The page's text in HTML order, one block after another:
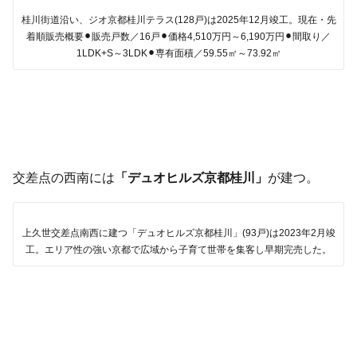
桂川街道沿い、ジオ京都桂川テラス(128戸)は2025年12月竣工。現在・先
着順販売概要⚫︎販売戸数／16戸⚫︎価格4,510万円～6,190万円⚫︎間取り／
1LDK+S～3LDK⚫︎専有面積／59.55㎡～73.92㎡
交差点の西南には 「デュオヒルズ京都桂川」 が建つ。
上久世交差点南西に建つ「デュオヒルズ京都桂川」(93戸)は2023年2月竣
工。エリア性の強い京都で広域から子育て世帯を集客し早期完売した。